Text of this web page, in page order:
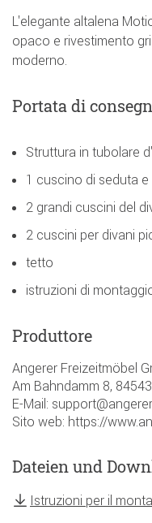
L'elegante altalena
opaco e rivestimento
moderno.
Portata di
Struttura in tubolare
1 cuscino di seduta
2 grandi cuscini del
2 cuscini per divani
tetto
istruzioni di
Produttore
Angerer Freizeitmöbel
Am Bahndamm 8,
E-Mail:
Sito web: https://
Dateien und
Istruzioni per il